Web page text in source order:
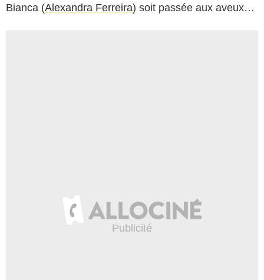
Bianca (Alexandra Ferreira) soit passée aux aveux…